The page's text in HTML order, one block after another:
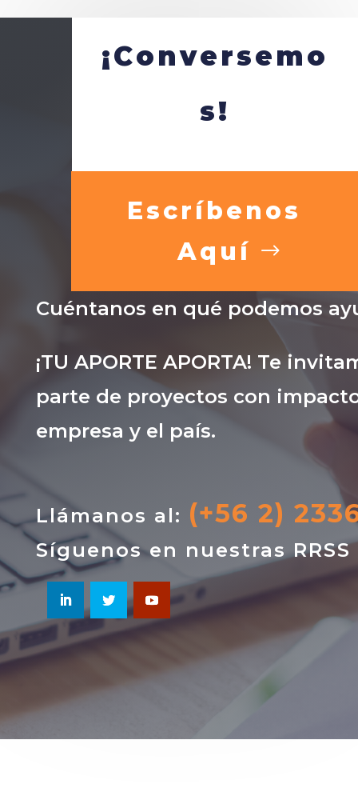
¡Conversemo
s!
Escríbenos
Aquí
Cuéntanos en qué podemos
¡TU APORTE APORTA! Te
parte de proyectos con
empresa y el país.
Llámanos al: (+56 2)
Síguenos en nuestras RRSS